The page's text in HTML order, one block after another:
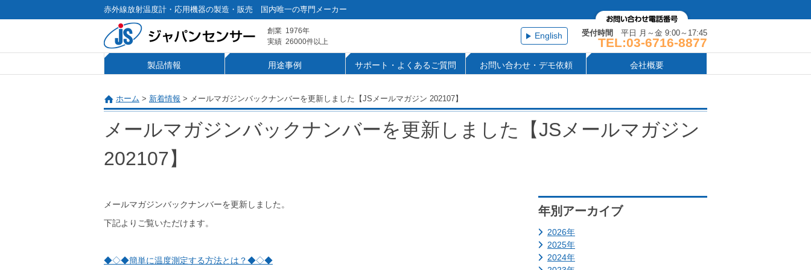
赤外線放射温度計・応用機器の製造・販売 国内唯一の専門メーカー
創業 1976年
実績 26000件以上
受付時間 平日 月～金 9:00～17:45
TEL:03-6716-8877
English
製品情報 用途事例 サポート・よくあるご質問 お問い合わせ・デモ依頼 会社概要
ホーム > 新着情報 > メールマガジンバックナンバーを更新しました【JSメールマガジン 202107】
メールマガジンバックナンバーを更新しました【JSメールマガジン
202107】
メールマガジンバックナンバーを更新しました。
下記よりご覧いただけます。
◆◇◆簡単に温度測定する方法とは？◆◇◆
年別アーカイブ
2026年
2025年
2024年